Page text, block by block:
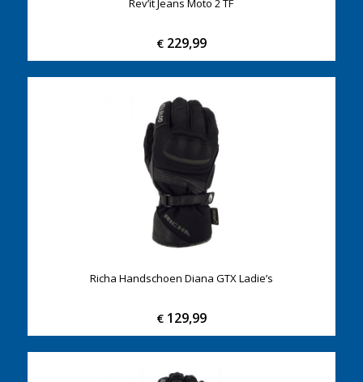
Rev’it Jeans Moto 2 TF
€229,99
Richa Handschoen Diana GTX Ladie’s
€129,99